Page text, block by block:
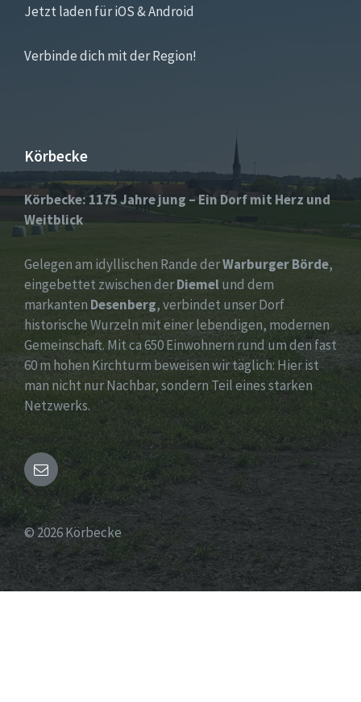
Jetzt laden für iOS & Android
Verbinde dich mit der Region!
Körbecke
Körbecke: 1175 Jahre jung – Ein Dorf mit Herz und
Weitblick
Gelegen am idyllischen Rande derWarburger Börde,
eingebettet zwischen derDiemelund dem
markanten Desenberg, verbindet unser Dorf
historische Wurzeln mit einer lebendigen, modernen
Gemeinschaft. Mit ca 650 Einwohnern rund um den fast
60 m hohen Kirchturm beweisen wir täglich: Hier ist
man nicht nur Nachbar, sondern Teil eines starken
Netzwerks.
Email
© 2026 Körbecke